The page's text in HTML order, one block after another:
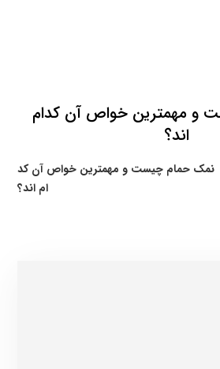
و مهمترین خواص آن کدام
اند؟
نمک حمام چیست و مهمترین خواص آن کد
ام اند؟